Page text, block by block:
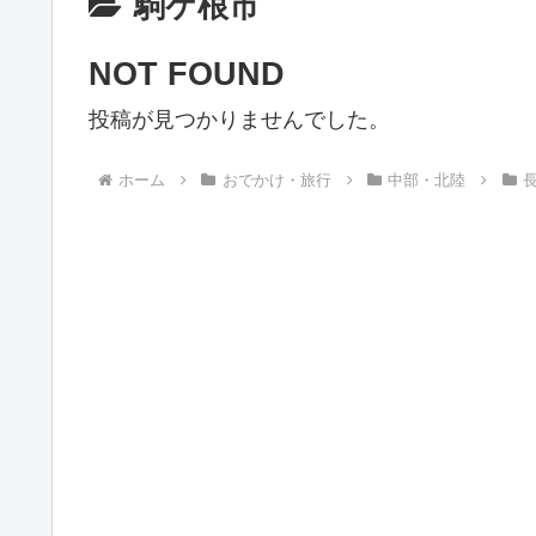
NOT FOUND
投稿が見つかりませんでした。
ホーム おでかけ・旅行 中部・北陸